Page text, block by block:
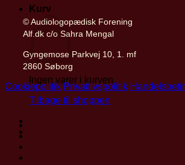
Kurv
Ingen varer i kurven.
Tilbage til shoppen
© Audiologopædisk Forening
Alf.dk c/o Sahra Mengal
Gyngemose Parkvej 10, 1. mf
2860 Søborg
Cookiepolitik Privatlivspolitik